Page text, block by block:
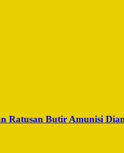
Ratusan Butir Amunisi